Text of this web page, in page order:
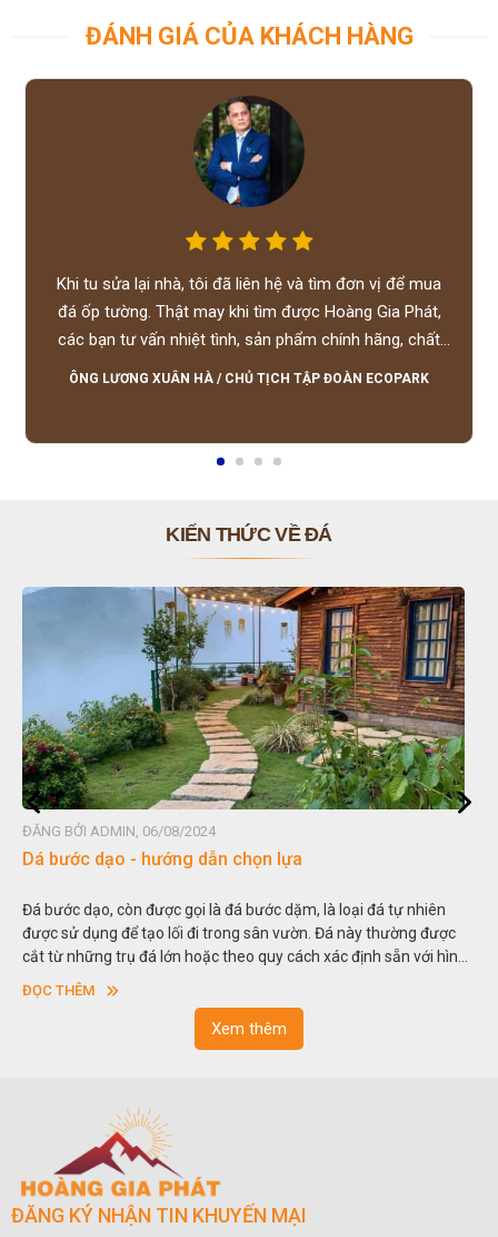
ĐÁNH GIÁ CỦA KHÁCH HÀNG
Khi tu sửa lại nhà, tôi đã liên hệ và tìm đơn vị để mua
đá ốp tường. Thật may khi tìm được Hoàng Gia Phát,
các bạn tư vấn nhiệt tình, sản phẩm chính hãng, chất
lượng tốt, giá hợp lý, hỗ trợ tận tình.
ÔNG LƯƠNG XUÂN HÀ / CHỦ TỊCH TẬP ĐOÀN ECOPARK
KIẾN THỨC VỀ ĐÁ
ĐĂNG BỞI ADMIN, 06/08/2024
Dá bước dạo - hướng dẫn chọn lựa
Đá bước dạo, còn được gọi là đá bước dặm, là loại đá tự nhiên
được sử dụng để tạo lối đi trong sân vườn. Đá này thường được
cắt từ những trụ đá lớn hoặc theo quy cách xác định sẵn với hình
vuông hoặc hình chữ nhật và có độ dày khác nhau.
ĐỌC THÊM
Xem thêm
ĐĂNG KÝ NHẬN TIN KHUYẾN MẠI